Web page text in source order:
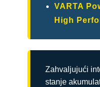
VARTA
High
Zahvaljujući
stanje